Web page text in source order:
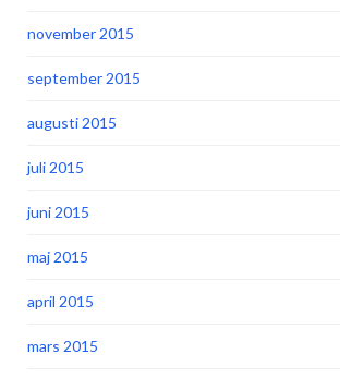
november 2015
september 2015
augusti 2015
juli 2015
juni 2015
maj 2015
april 2015
mars 2015